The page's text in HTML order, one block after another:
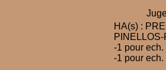
HA(s) :
-1 pour ech.
-1 pour ech.